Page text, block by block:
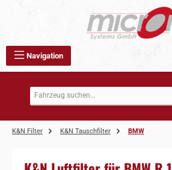
Navigation
K&N Filter K&N Tauschfilter BMW